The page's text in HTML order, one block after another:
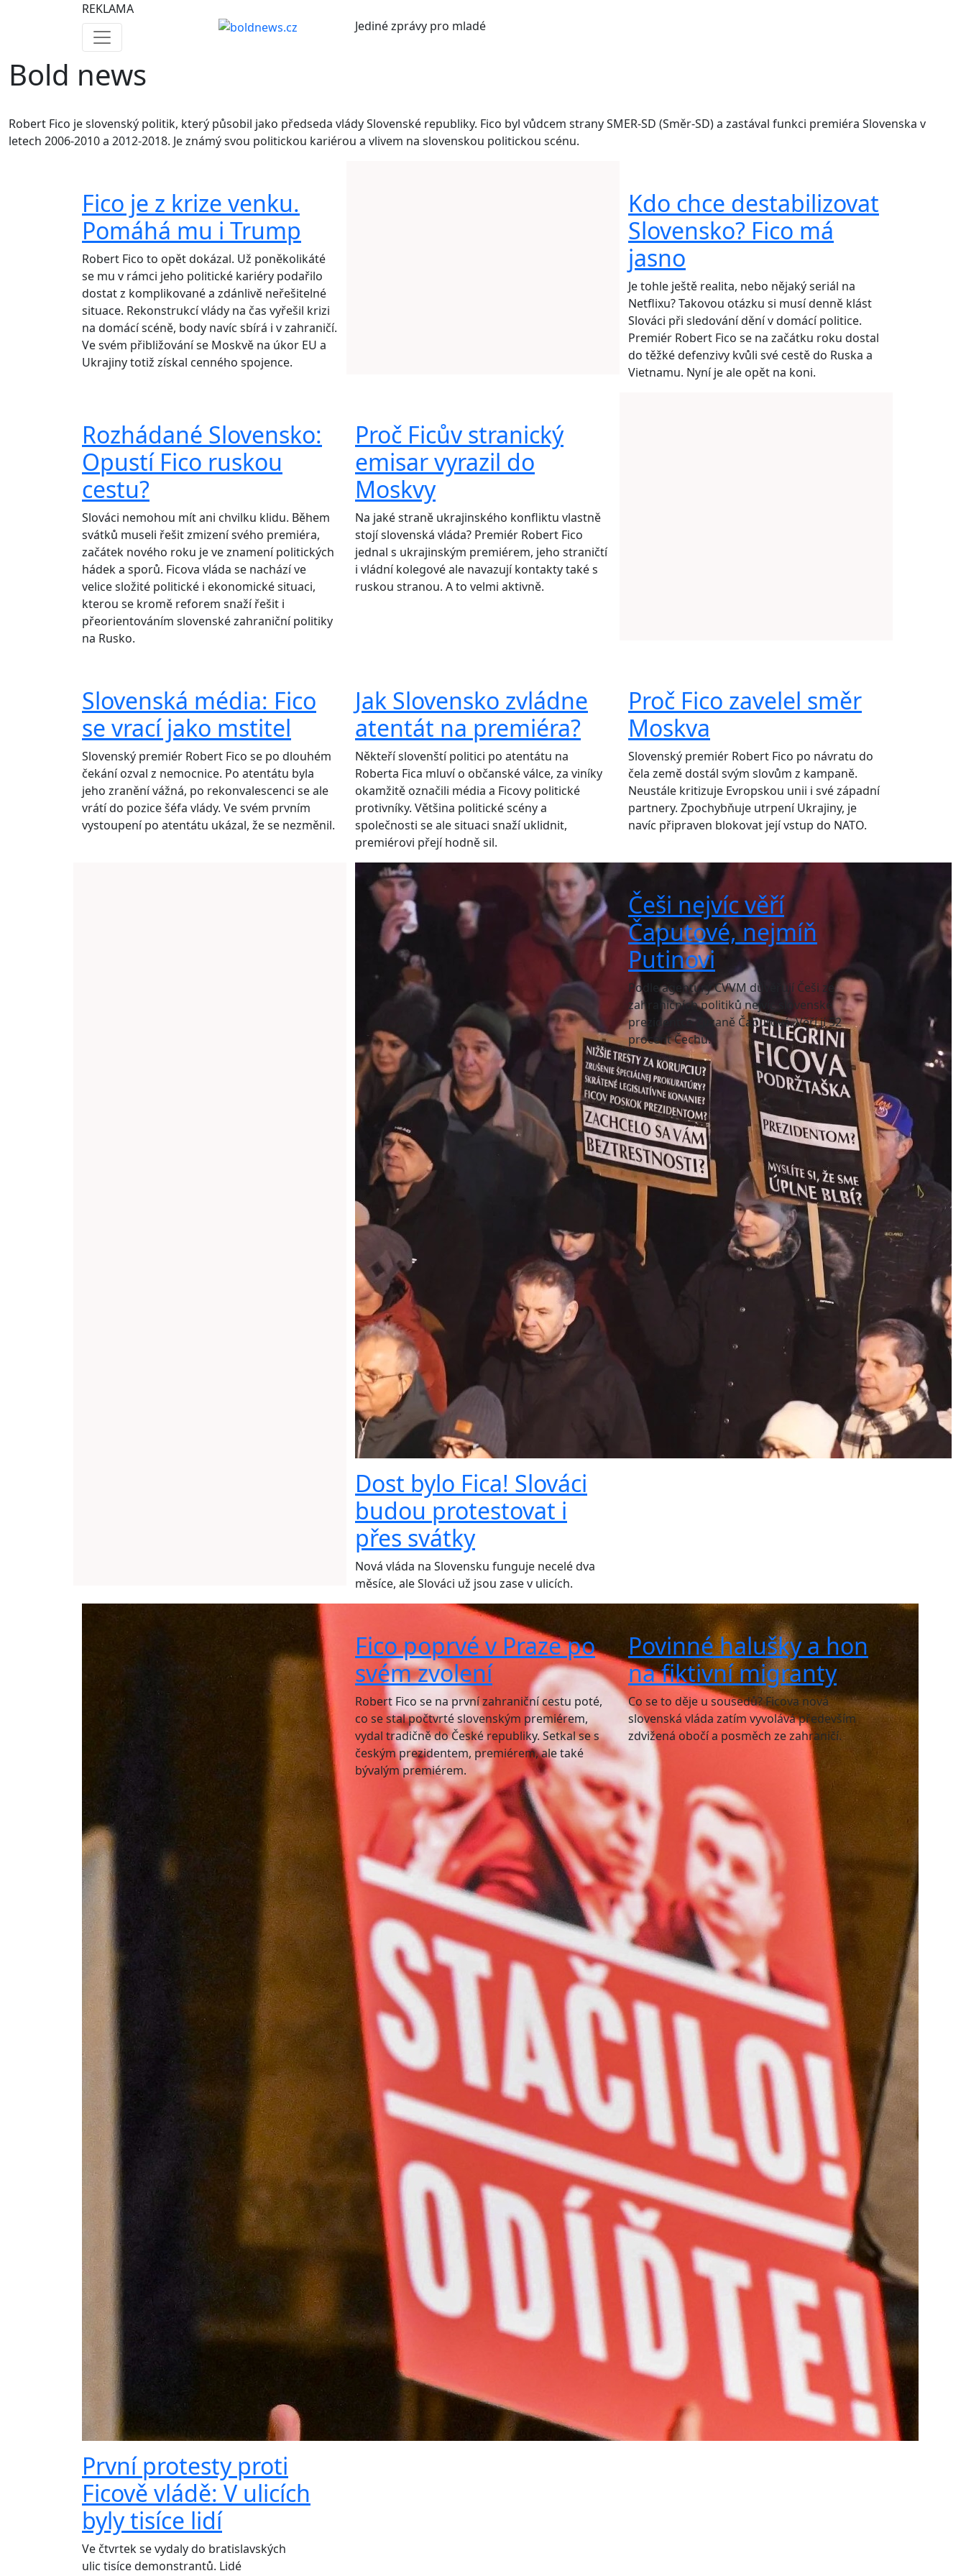
REKLAMA
Jedinézprávy pro mladé
Bold news
Robert Fico je slovenský politik, který působil jako předseda vlády Slovenské republiky. Fico byl vůdcem strany SMER-SD (Směr-SD) a zastával funkci premiéra Slovenska v
letech 2006-2010 a 2012-2018. Je známý svou politickou kariérou a vlivem na slovenskou politickou scénu.
Fico je z krize venku.
Pomáhá mu i Trump
Robert Fico to opět dokázal. Už poněkolikáté
se mu v rámci jeho politické kariéry podařilo
dostat z komplikované a zdánlivě neřešitelné
situace. Rekonstrukcí vlády na čas vyřešil krizi
na domácí scéně, body navíc sbírá i v zahraničí.
Ve svém přibližování se Moskvě na úkor EU a
Ukrajiny totiž získal cenného spojence.
Kdo chce destabilizovat
Slovensko? Fico má
jasno
Je tohle ještě realita, nebo nějaký seriál na
Netflixu? Takovou otázku si musí denně klást
Slováci při sledování dění v domácí politice.
Premiér Robert Fico se na začátku roku dostal
do těžké defenzivy kvůli své cestě do Ruska a
Vietnamu. Nyní je ale opět na koni.
Rozhádané Slovensko:
Opustí Fico ruskou
cestu?
Slováci nemohou mít ani chvilku klidu. Během
svátků museli řešit zmizení svého premiéra,
začátek nového roku je ve znamení politických
hádek a sporů. Ficova vláda se nachází ve
velice složité politické i ekonomické situaci,
kterou se kromě reforem snaží řešit i
přeorientováním slovenské zahraniční politiky
na Rusko.
Proč Ficův stranický
emisar vyrazil do
Moskvy
Na jaké straně ukrajinského konfliktu vlastně
stojí slovenská vláda? Premiér Robert Fico
jednal s ukrajinským premiérem, jeho straničtí
i vládní kolegové ale navazují kontakty také s
ruskou stranou. A to velmi aktivně.
Slovenská média: Fico
se vrací jako mstitel
Slovenský premiér Robert Fico se po dlouhém
čekání ozval z nemocnice. Po atentátu byla
jeho zranění vážná, po rekonvalescenci se ale
vrátí do pozice šéfa vlády. Ve svém prvním
vystoupení po atentátu ukázal, že se nezměnil.
Jak Slovensko zvládne
atentát na premiéra?
Někteří slovenští politici po atentátu na
Roberta Fica mluví o občanské válce, za viníky
okamžitě označili média a Ficovy politické
protivníky. Většina politické scény a
společnosti se ale situaci snaží uklidnit,
premiérovi přejí hodně sil.
Proč Fico zavelel směr
Moskva
Slovenský premiér Robert Fico po návratu do
čela země dostál svým slovům z kampaně.
Neustále kritizuje Evropskou unii i své západní
partnery. Zpochybňuje utrpení Ukrajiny, je
navíc připraven blokovat její vstup do NATO.
Dost bylo Fica! Slováci
budou protestovat i
přes svátky
Nová vláda na Slovensku funguje necelé dva
měsíce, ale Slováci už jsou zase v ulicích.
Češi nejvíc věří
Čaputové, nejmíň
Putinovi
Podle agentury CVVM důvěřují Češi ze
zahraničních politiků nejvíc slovenské
prezidentce Zuzaně Čaputové. Věří jí 52
procent Čechů.
První protesty proti
Ficově vládě: V ulicích
byly tisíce lidí
Ve čtvrtek se vydaly do bratislavských
ulic tisíce demonstrantů. Lidé
Fico poprvé v Praze po
svém zvolení
Robert Fico se na první zahraniční cestu poté,
co se stal počtvrté slovenským premiérem,
vydal tradičně do České republiky. Setkal se s
českým prezidentem, premiérem, ale také
bývalým premiérem.
Povinné halušky a hon
na fiktivní migranty
Co se to děje u sousedů? Ficova nová
slovenská vláda zatím vyvolává především
zdvižená obočí a posměch ze zahraničí.